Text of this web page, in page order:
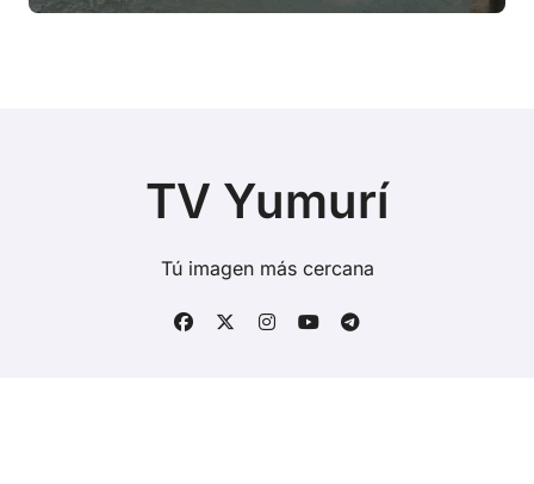
TV Yumurí
Tú imagen más cercana